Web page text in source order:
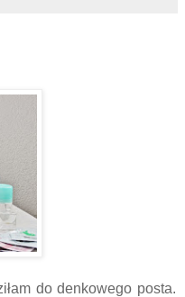
do denkowego posta.